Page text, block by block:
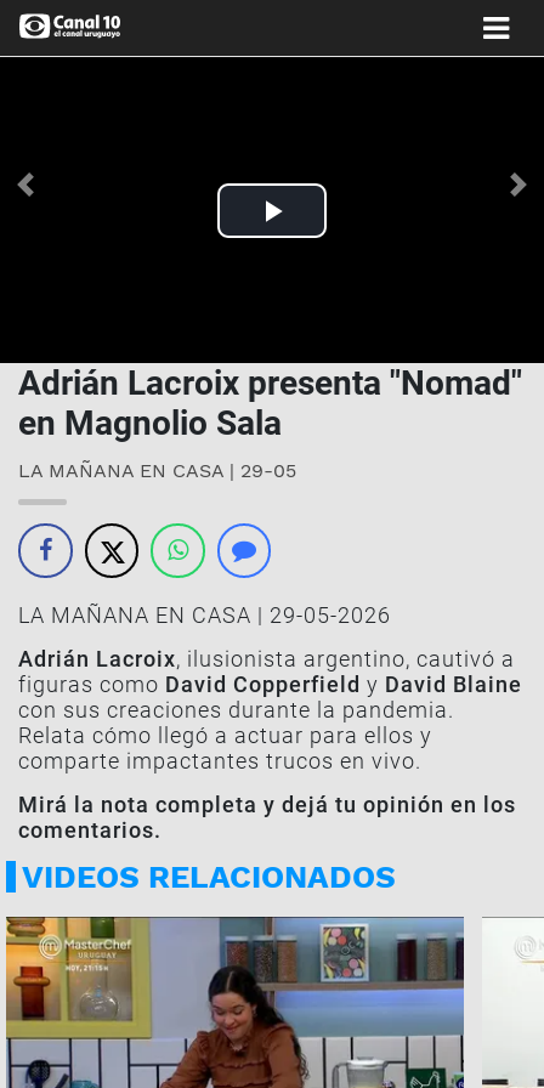
Play
Anterior
Adrián Lacroix presenta "Nomad"
en Magnolio Sala
LA MAÑANA EN CASA | 29-05
LA MAÑANA EN CASA | 29-05-2026
Adrián Lacroix, ilusionista argentino, cautivó a
figuras como David Copperfield y David Blaine
con sus creaciones durante la pandemia.
Relata cómo llegó a actuar para ellos y
comparte impactantes trucos en vivo.
Mirá la nota completa y dejá tu opinión en los
comentarios.
VIDEOS RELACIONADOS